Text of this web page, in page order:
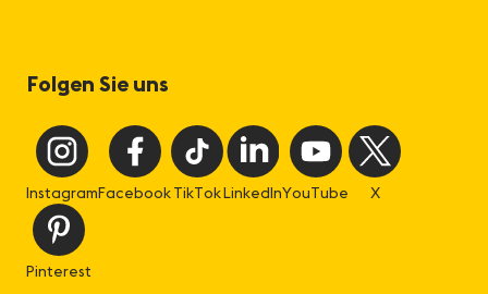
Folgen Sie uns
InstagramFacebookTikTokLinkedInYouTube X
Pinterest